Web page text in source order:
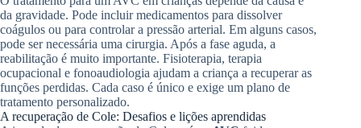
da gravidade. Pode incluir medicamentos para dissolver
coágulos ou para controlar a pressão arterial. Em alguns casos,
pode ser necessária uma cirurgia. Após a fase aguda, a
reabilitação é muito importante. Fisioterapia, terapia
ocupacional e fonoaudiologia ajudam a criança a recuperar as
funções perdidas. Cada caso é único e exige um plano de
tratamento personalizado.
A recuperação de Cole: Desafios e lições aprendidas